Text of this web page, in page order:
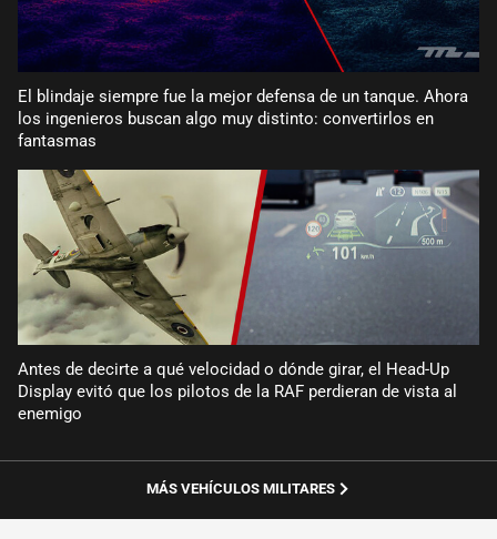
El blindaje siempre fue la mejor defensa de un tanque. Ahora
los ingenieros buscan algo muy distinto: convertirlos en
fantasmas
Antes de decirte a qué velocidad o dónde girar, el Head-Up
Display evitó que los pilotos de la RAF perdieran de vista al
enemigo
MÁS VEHÍCULOS MILITARES